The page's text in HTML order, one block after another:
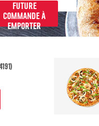
FUTURE
COMMANDE À
EMPORTER